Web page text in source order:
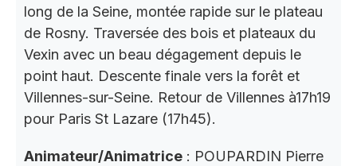
long de la Seine, montée rapide sur le plateau
de Rosny. Traversée des bois et plateaux du
Vexin avec un beau dégagement depuis le
point haut. Descente finale vers la forêt et
Villennes-sur-Seine. Retour de Villennes à17h19
pour Paris St Lazare (17h45).
Animateur/Animatrice : POUPARDIN Pierre